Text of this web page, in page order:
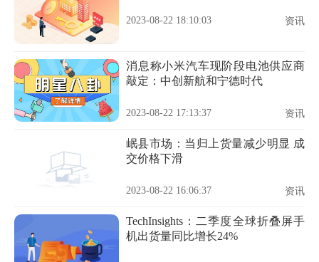
2023-08-22 18:10:03 资讯
消息称小米汽车现阶段电池供应商
敲定：中创新航和宁德时代
2023-08-22 17:13:37 资讯
岷县市场：当归上货量减少明显 成
交价格下滑
2023-08-22 16:06:37 资讯
TechInsights：二季度全球折叠屏手
机出货量同比增长24%